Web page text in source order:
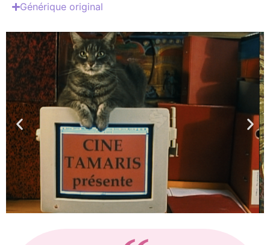
Générique original